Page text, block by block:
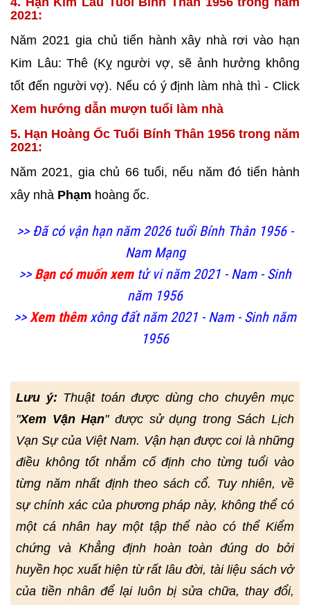
2021:
Năm 2021 gia chủ tiến hành xây nhà rơi vào hạn
Kim Lâu: Thê (Kỵ người vợ, sẽ ảnh hưởng không
tốt đến người vợ). Nếu có ý định làm nhà thì - Click
Xem hướng dẫn mượn tuổi làm nhà
5. Hạn Hoàng Ốc Tuổi Bính Thân 1956 trong năm
2021:
Năm 2021, gia chủ 66 tuổi, nếu năm đó tiến hành
xây nhà Phạm hoàng ốc.
>> Đã có vận hạn năm 2026 tuổi Bính Thân 1956 -
Nam Mạng
>> Bạn có muốn xemtử vi năm 2021 - Nam - Sinh
năm 1956
>>Xem thêmxông đất năm 2021 - Nam - Sinh năm
1956
Lưu ý: Thuật toán được dùng cho chuyên mục
"Xem Vận Hạn" được sử dụng trong Sách Lịch
Vạn Sự của Việt Nam. Vận hạn được coi là những
điều không tốt nhắm cố định cho từng tuổi vào
từng năm nhất định theo sách cổ. Tuy nhiên, về
sự chính xác của phương pháp này, không thể có
một cá nhân hay một tập thể nào có thể Kiểm
chứng và Khẳng định hoàn toàn đúng do bởi
huyền học xuất hiện từ rất lâu đời, tài liệu sách vở
của tiền nhân để lại luôn bị sửa chữa, thay đổi,